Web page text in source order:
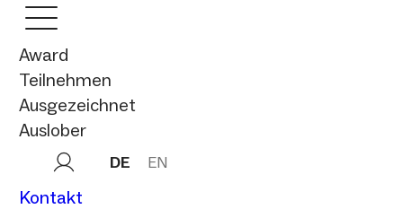
Award
Teilnehmen
Ausgezeichnet
Auslober
DE EN
Kontakt